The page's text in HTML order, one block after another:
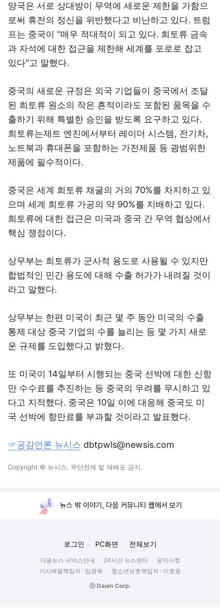
양국은 서로 상대방이 무역에 새로운 제한을 가함으
로써 휴전의 정신을 위반했다고 비난하고 있다. 트럼
프는 중국이 "매우 적대적이 되고 있다. 희토류 금속
과 자석에 대한 접근을 제한해 세계를 포로로 잡고
있다"고 말했다.
중국의 새로운 규정은 외국 기업들이 중국에서 조달
된 희토류 원소의 작은 흔적이라도 포함된 품목을 수
출하기 위해 특별한 승인을 받도록 요구하고 있다.
희토류는제트 엔진에서부터 레이더 시스템, 전기차,
노트북과 휴대폰을 포함하는 가전제품 등 광범위한
제품에 필수적이다.
중국은 세계 희토류 채굴의 거의 70%를 차지하고 있
으며 세계 희토류 가공의 약 90%를 지배하고 있다.
희토류에 대한 접근은 미국과 중국 간 무역 협상에서
핵심 쟁점이다.
상무부는 희토류가 군사적 용도로 사용될 수 있지만
합법적인 민간 용도에 대해 수출 허가가 내려질 것이
라고 말했다.
상무부는 한편 미국이 최근 몇 주 동안 미국의 수출
통제 대상 중국 기업의 수를 늘리는 등 몇 가지 새로
운 규제를 도입했다고 밝혔다.
또 미국이 14일부터 시행되는 중국 선박에 대한 신항
만 수수료를 추진하는 등 중국의 우려를 무시하고 있
다고 지적했다. 중국은 10일 이에 대응해 중국도 미
국 선박에 항만료를 부과할 것이라고 발표했다.
☞공감언론 뉴시스 dbtpwls@newsis.com
Copyright © 뉴시스. 무단전재 및 재배포 금지.
뉴스 밖 이야기, 다음 커뮤니티 웹에서 보기
로그인 PC화면 전체보기
다음뉴스 서비스안내 24시간 뉴스센터
공지사항
기사배열책임자 : 임광욱
청소년보호책임자 : 이호원
ⓒ Daum Corp.